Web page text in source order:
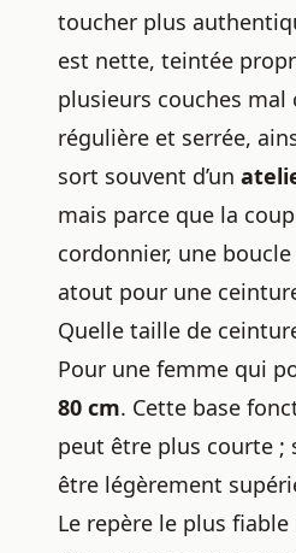
toucher plus
est nette, teintée
plusieurs couches mal
régulière et serrée,
sort souvent d’un
mais parce que la
cordonnier, une
atout pour une
Quelle taille de
Pour une femme qui
80 cm. Cette base
peut être plus courte ;
être légèrement
Le repère le plus